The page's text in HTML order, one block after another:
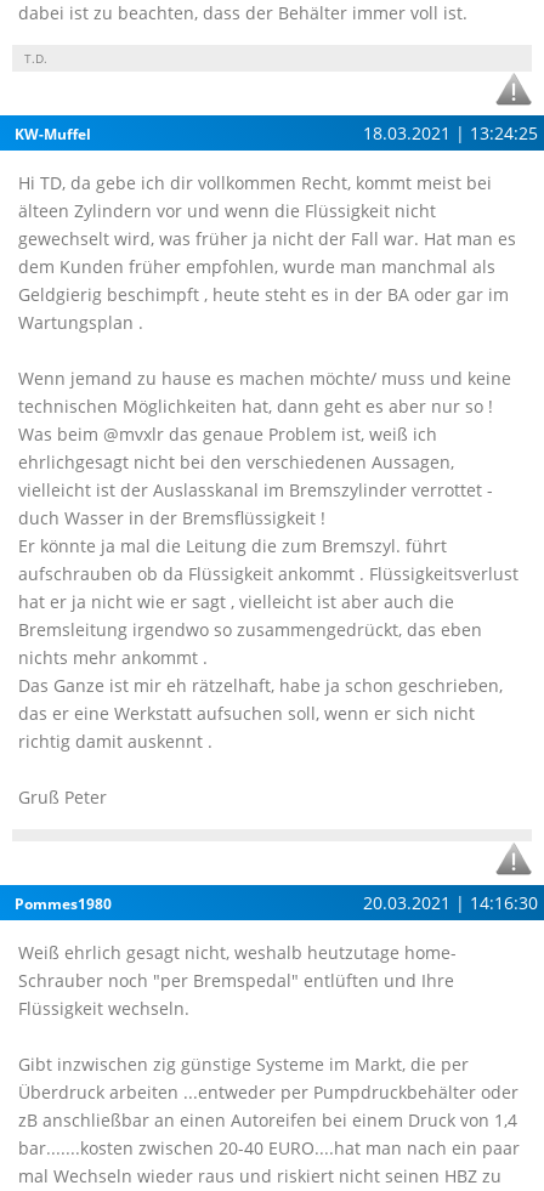
dabei ist zu beachten, dass der Behälter immer voll ist.
T.D.
KW-Muffel 18.03.2021 | 13:24:25
Hi TD, da gebe ich dir vollkommen Recht, kommt meist bei
älteen Zylindern vor und wenn die Flüssigkeit nicht
gewechselt wird, was früher ja nicht der Fall war. Hat man es
dem Kunden früher empfohlen, wurde man manchmal als
Geldgierig beschimpft , heute steht es in der BA oder gar im
Wartungsplan .
Wenn jemand zu hause es machen möchte/ muss und keine
technischen Möglichkeiten hat, dann geht es aber nur so !
Was beim @mvxlr das genaue Problem ist, weiß ich
ehrlichgesagt nicht bei den verschiedenen Aussagen,
vielleicht ist der Auslasskanal im Bremszylinder verrottet -
duch Wasser in der Bremsflüssigkeit !
Er könnte ja mal die Leitung die zum Bremszyl. führt
aufschrauben ob da Flüssigkeit ankommt . Flüssigkeitsverlust
hat er ja nicht wie er sagt , vielleicht ist aber auch die
Bremsleitung irgendwo so zusammengedrückt, das eben
nichts mehr ankommt .
Das Ganze ist mir eh rätzelhaft, habe ja schon geschrieben,
das er eine Werkstatt aufsuchen soll, wenn er sich nicht
richtig damit auskennt .
Gruß Peter
Pommes1980 20.03.2021 | 14:16:30
Weiß ehrlich gesagt nicht, weshalb heutzutage home-
Schrauber noch "per Bremspedal" entlüften und Ihre
Flüssigkeit wechseln.
Gibt inzwischen zig günstige Systeme im Markt, die per
Überdruck arbeiten ...entweder per Pumpdruckbehälter oder
zB anschließbar an einen Autoreifen bei einem Druck von 1,4
bar.......kosten zwischen 20-40 EURO....hat man nach ein paar
mal Wechseln wieder raus und riskiert nicht seinen HBZ zu